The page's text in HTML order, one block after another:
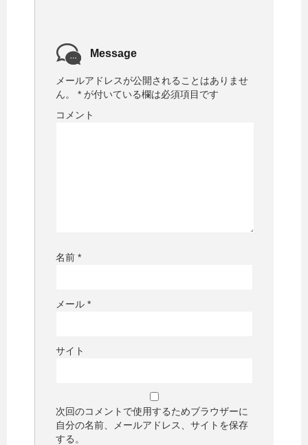
Message
メールアドレスが公開されることはありませ
ん。
* が付いている欄は必須項目です
コメント
名前 *
メール *
サイト
次回のコメントで使用するためブラウザーに
自分の名前、メールアドレス、サイトを保存
する。